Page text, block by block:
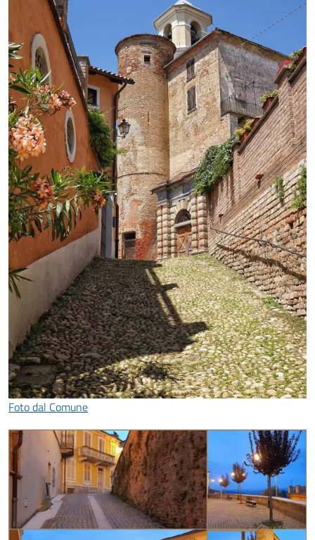
Foto dal Comune